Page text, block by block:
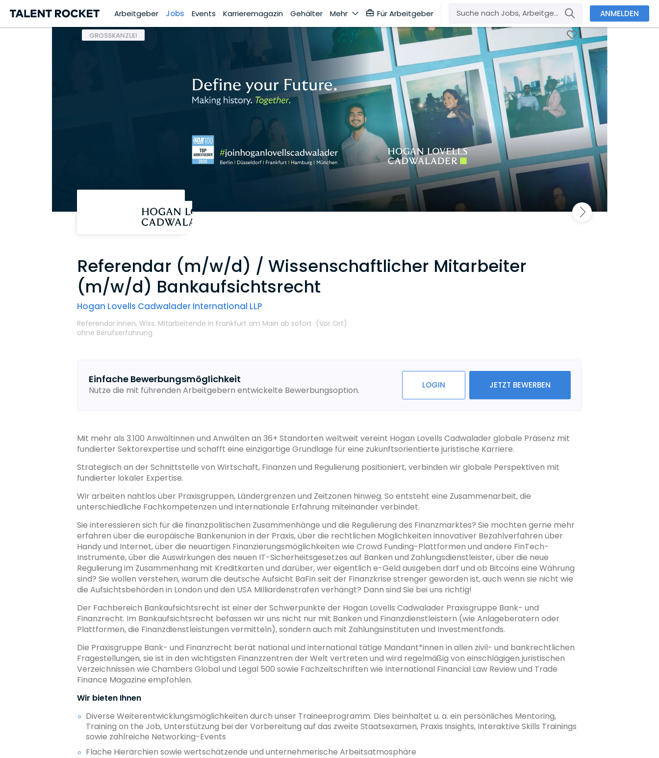
Arbeitgeber Jobs Events Karrieremagazin Gehälter Mehr Für Arbeitgeber ANMELDEN
GROSSKANZLEI
Referendar (m/w/d) / Wissenschaftlicher Mitarbeiter
(m/w/d) Bankaufsichtsrecht
Hogan Lovells Cadwalader International LLP
Referendar:innen, Wiss. Mitarbeitende in Frankfurt am Main ab sofort (Vor Ort)
ohne Berufserfahrung
Einfache Bewerbungsmöglichkeit
Nutze die mit führenden Arbeitgebern entwickelte Bewerbungsoption. LOGIN JETZT BEWERBEN
Mit mehr als 3.100 Anwältinnen und Anwälten an 36+ Standorten weltweit vereint Hogan Lovells Cadwalader globale Präsenz mit
fundierter Sektorexpertise und schafft eine einzigartige Grundlage für eine zukunftsorientierte juristische Karriere.
Strategisch an der Schnittstelle von Wirtschaft, Finanzen und Regulierung positioniert, verbinden wir globale Perspektiven mit
fundierter lokaler Expertise.
Wir arbeiten nahtlos über Praxisgruppen, Ländergrenzen und Zeitzonen hinweg. So entsteht eine Zusammenarbeit, die
unterschiedliche Fachkompetenzen und internationale Erfahrung miteinander verbindet.
Sie interessieren sich für die finanzpolitischen Zusammenhänge und die Regulierung des Finanzmarktes? Sie möchten gerne mehr
erfahren über die europäische Bankenunion in der Praxis, über die rechtlichen Möglichkeiten innovativer Bezahlverfahren über
Handy und Internet, über die neuartigen Finanzierungsmöglichkeiten wie Crowd Funding-Plattformen und andere FinTech-
Instrumente, über die Auswirkungen des neuen IT-Sicherheitsgesetzes auf Banken und Zahlungsdienstleister, über die neue
Regulierung im Zusammenhang mit Kreditkarten und darüber, wer eigentlich e-Geld ausgeben darf und ob Bitcoins eine Währung
sind? Sie wollen verstehen, warum die deutsche Aufsicht BaFin seit der Finanzkrise strenger geworden ist, auch wenn sie nicht wie
die Aufsichtsbehörden in London und den USA Milliardenstrafen verhängt? Dann sind Sie bei uns richtig!
Der Fachbereich Bankaufsichtsrecht ist einer der Schwerpunkte der Hogan Lovells Cadwalader Praxisgruppe Bank- und
Finanzrecht. Im Bankaufsichtsrecht befassen wir uns nicht nur mit Banken und Finanzdienstleistern (wie Anlageberatern oder
Plattformen, die Finanzdienstleistungen vermitteln), sondern auch mit Zahlungsinstituten und Investmentfonds.
Die Praxisgruppe Bank- und Finanzrecht berät national und international tätige Mandant*innen in allen zivil- und bankrechtlichen
Fragestellungen, sie ist in den wichtigsten Finanzzentren der Welt vertreten und wird regelmäßig von einschlägigen juristischen
Verzeichnissen wie Chambers Global und Legal 500 sowie Fachzeitschriften wie International Financial Law Review und Trade
Finance Magazine empfohlen.
Wir bieten Ihnen
Diverse Weiterentwicklungsmöglichkeiten durch unser Traineeprogramm. Dies beinhaltet u. a. ein persönliches Mentoring,
Training on the Job, Unterstützung bei der Vorbereitung auf das zweite Staatsexamen, Praxis Insights, Interaktive Skills Trainings
sowie zahlreiche Networking-Events
Flache Hierarchien sowie wertschätzende und unternehmerische Arbeitsatmosphäre